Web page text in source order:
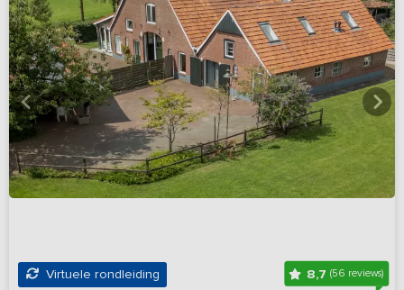
Virtuele rondleiding 8,7 (56 reviews)